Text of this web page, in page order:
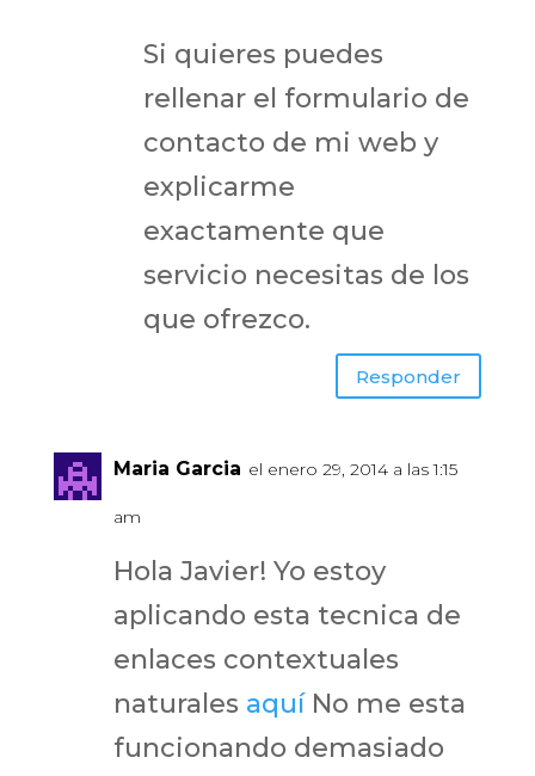
Si quieres puedes
rellenar el formulario de
contacto de mi web y
explicarme
exactamente que
servicio necesitas de los
que ofrezco.
Responder
Maria Garcia el enero 29, 2014 a las 1:15
am
Hola Javier! Yo estoy
aplicando esta tecnica de
enlaces contextuales
naturales aquíNo me esta
funcionando demasiado